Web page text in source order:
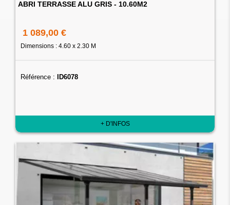
ABRI TERRASSE ALU GRIS - 10.60M2
1 089,00 €
Dimensions : 4.60 x 2.30 M
Référence : ID6078
+ D'INFOS